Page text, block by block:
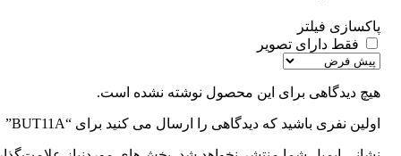
پاکسازی فیلتر
فقط دارای تصویر
هیچ دیدگاهی برای این محصول نوشته نشده است.
اولین نفری باشید که دیدگاهی را ارسال می کنید برای “BUT11A”